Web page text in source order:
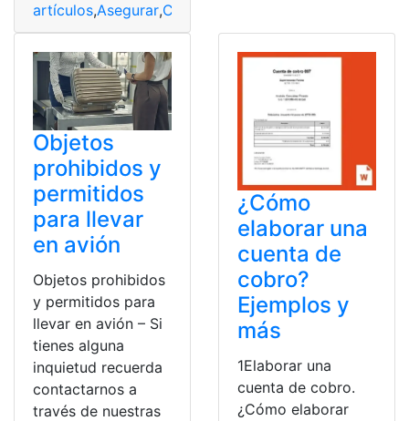
artículos,Asegurar,Consejos
Objetos
prohibidos y
permitidos
para llevar
en avión
Objetos prohibidos
y permitidos para
llevar en avión – Si
tienes alguna
inquietud recuerda
contactarnos a
través de nuestras
¿Cómo
elaborar una
cuenta de
cobro?
Ejemplos y
más
1Elaborar una
cuenta de cobro.
¿Cómo elaborar